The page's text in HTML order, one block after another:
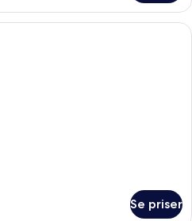
Skrivebord, lydisolert, strykejern/-
Se priser